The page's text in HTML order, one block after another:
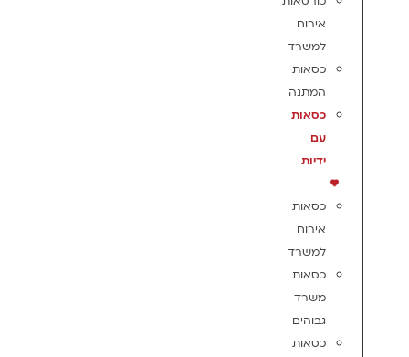
אירוח
למשרד
כסאות
המתנה
כסאות
עם
ידיות
כסאות
אירוח
למשרד
כסאות
משרד
גבוהים
כסאות